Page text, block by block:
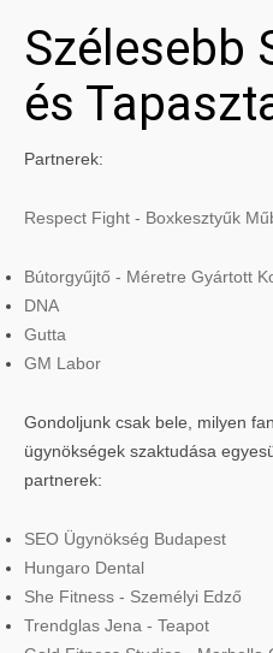
Szélesebb
és
Partnerek:
Respect Fight - Boxkesztyűk
Bútorgyűjtő - Méretre Gyártott
DNA
Gutta
GM Labor
Gondoljunk csak bele, milyen
ügynökségek szaktudása
partnerek:
SEO Ügynökség Budapest
Hungaro Dental
She Fitness - Személyi Edző
Trendglas Jena - Teapot